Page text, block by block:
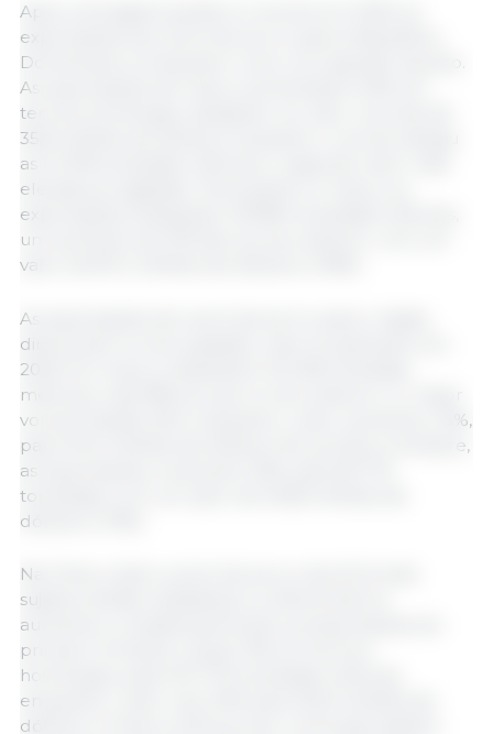
Após uma ligeira queda no volume em 2025, as
exportações de carne de porco para a República
Dominicana começaram o ano com grande impulso.
As exportações de março aumentaram 50% em
termos homólogos, atingindo um valor recorde de
35,8 milhões de dólares, enquanto o volume atingiu
as 12.478 toneladas métricas, o segundo valor mais
elevado já registado. Entre janeiro e março, as
exportações totalizaram 29.984 toneladas métricas,
um aumento de 31% face ao ano anterior, com um
valor de 87,4 milhões de dólares (+29%).
As exportações de carne de porco para o Japão
diminuíram no ano passado, mas recuperaram em
2026. Em março, totalizaram 35.448 toneladas
métricas, mais 18% do que no ano anterior e o maior
volume desde 2021, enquanto o valor aumentou 13%,
para 134,3 milhões de dólares. No primeiro trimestre,
as exportações cresceram 20%, para 90.776
toneladas, com um valor de 345,8 milhões de
dólares (+13%).
Na China, onde a carne de porco dos EUA está
sujeita a tarifas retaliativas e a oferta interna
aumentou consideravelmente, as exportações do
primeiro trimestre caíram 9% em termos
homólogos, para 104.779 toneladas métricas,
enquanto o valor caiu 20% para 222,9 milhões de
dólares. A China continua a ser o principal destino